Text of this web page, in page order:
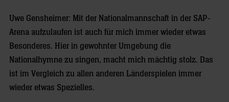
Uwe Gensheimer: Mit der Nationalmannschaft in der SAP-
Arena aufzulaufen ist auch für mich immer wieder etwas
Besonderes. Hier in gewohnter Umgebung die
Nationalhymne zu singen, macht mich mächtig stolz. Das
ist im Vergleich zu allen anderen Länderspielen immer
wieder etwas Spezielles.